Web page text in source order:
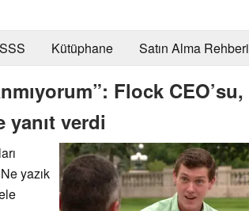
Kütüphane Satın Alma Rehberi
Flock CEO’su,
yanıt verdi
yazık